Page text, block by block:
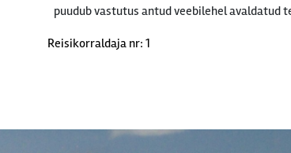
puudub vastutus antud veebilehel avaldatud
Reisikorraldaja nr: 1